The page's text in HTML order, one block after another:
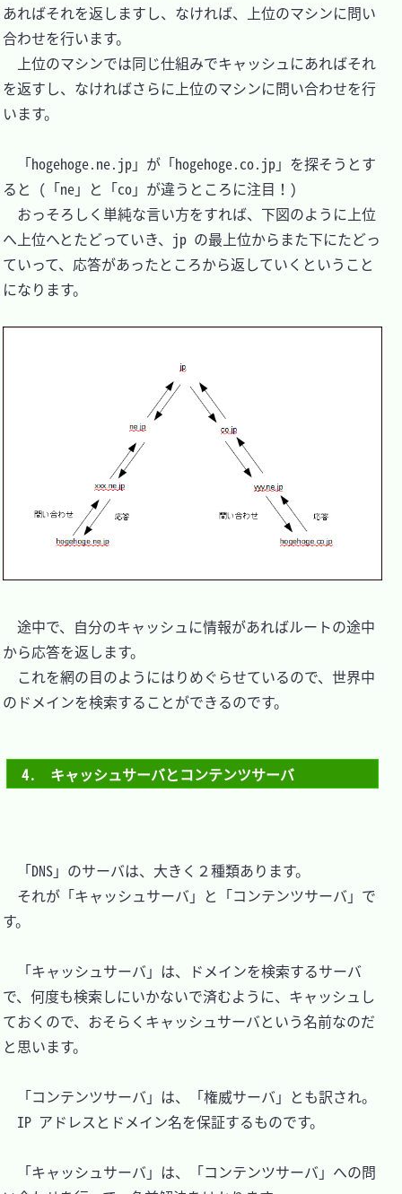
あればそれを返しますし、なければ、上位のマシンに問い
合わせを行います。
上位のマシンでは同じ仕組みでキャッシュにあればそれ
を返すし、なければさらに上位のマシンに問い合わせを行
います。
「hogehoge.ne.jp」が「hogehoge.co.jp」を探そうとす
ると (「ne」と「co」が違うところに注目！)
おっそろしく単純な言い方をすれば、下図のように上位
へ上位へとたどっていき、jp の最上位からまた下にたどっ
ていって、応答があったところから返していくということ
になります。
途中で、自分のキャッシュに情報があればルートの途中
から応答を返します。
これを網の目のようにはりめぐらせているので、世界中
のドメインを検索することができるのです。
4.　キャッシュサーバとコンテンツサーバ
「DNS」のサーバは、大きく２種類あります。
それが「キャッシュサーバ」と「コンテンツサーバ」で
す。
「キャッシュサーバ」は、ドメインを検索するサーバ
で、何度も検索しにいかないで済むように、キャッシュし
ておくので、おそらくキャッシュサーバという名前なのだ
と思います。
「コンテンツサーバ」は、「権威サーバ」とも訳され。
IP アドレスとドメイン名を保証するものです。
「キャッシュサーバ」は、「コンテンツサーバ」への問